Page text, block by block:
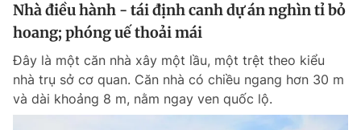
Nhà điều hành - tái định canh dự án nghìn tỉ bỏ
hoang; phóng uế thoải mái
Đây là một căn nhà xây một lầu, một trệt theo kiểu
nhà trụ sở cơ quan. Căn nhà có chiều ngang hơn 30 m
và dài khoảng 8 m, nằm ngay ven quốc lộ.